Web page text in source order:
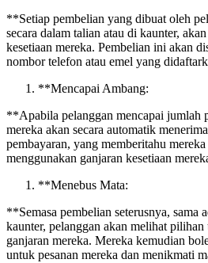
**Setiap pembelian yang dibuat oleh
secara dalam talian atau di kaunter,
kesetiaan mereka. Pembelian ini akan
nombor telefon atau emel yang
**Mencapai Ambang:
**Apabila pelanggan mencapai jumlah
mereka akan secara automatik
pembayaran, yang memberitahu
menggunakan ganjaran kesetiaan
**Menebus Mata:
**Semasa pembelian seterusnya, sama
kaunter, pelanggan akan melihat pilihan
ganjaran mereka. Mereka kemudian
untuk pesanan mereka dan menikmati